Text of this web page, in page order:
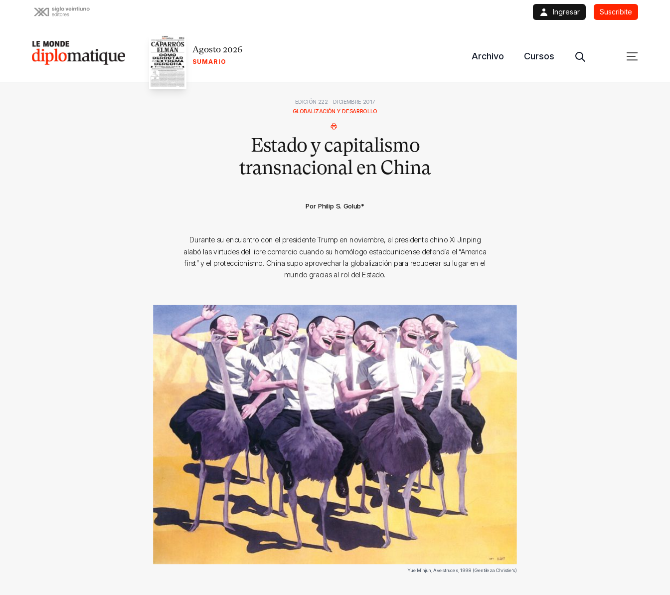
Ingresar Suscribite
Le monde diplomatique Agosto 2026
SUMARIO
Archivo Cursos
EDICIÓN 222 - DICIEMBRE 2017
GLOBALIZACIÓN Y DESARROLLO
Estado y capitalismo
transnacional en China
Por Philip S. Golub*
Durante su encuentro con el presidente Trump en noviembre, el presidente chino Xi Jinping
alabó las virtudes del libre comercio cuando su homólogo estadounidense defendía el “America
first” y el proteccionismo. China supo aprovechar la globalización para recuperar su lugar en el
mundo gracias al rol del Estado.
Yue Minjun, Avestruces, 1998 (Gentileza Christie’s)